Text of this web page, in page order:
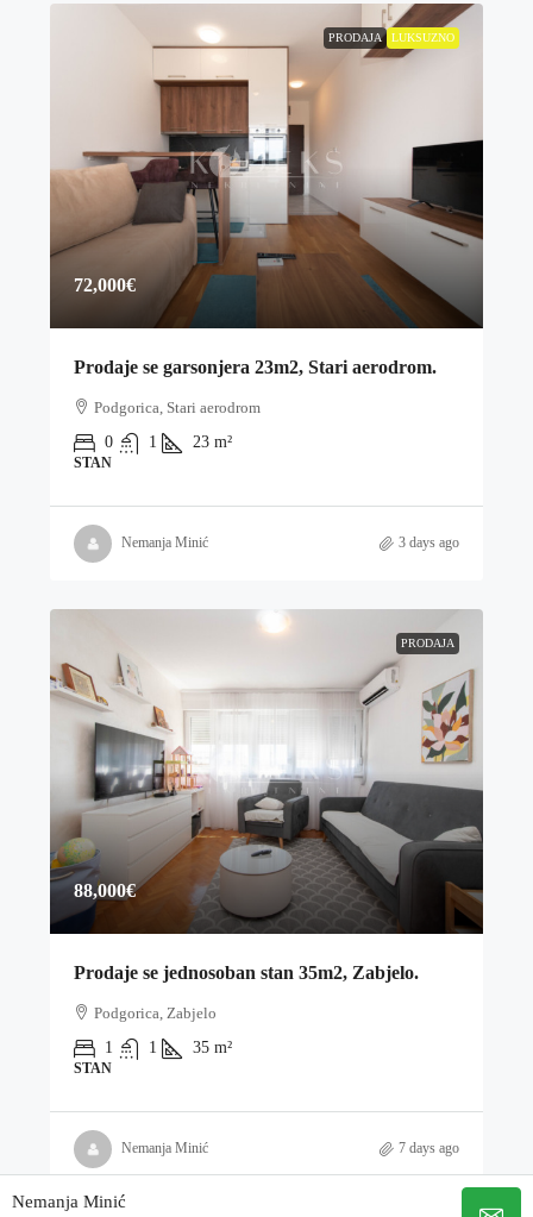
PRODAJA LUKSUZNO
72,000€
Prodaje se garsonjera 23m2, Stari aerodrom.
Podgorica, Stari aerodrom
0
1 23 m²
STAN
Nemanja Minić 3 days ago
PRODAJA
88,000€
Prodaje se jednosoban stan 35m2, Zabjelo.
Podgorica, Zabjelo
1
1 35 m²
STAN
Nemanja Minić 7 days ago
Nemanja Minić